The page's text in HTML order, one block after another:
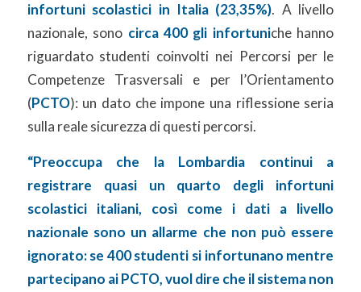
infortuni scolastici in Italia (23,35%). A livello
nazionale, sono circa 400 gli infortuniche hanno
riguardato studenti coinvolti nei Percorsi per le
Competenze Trasversali e per l’Orientamento
(PCTO): un dato che impone una riflessione seria
sulla reale sicurezza di questi percorsi.
“Preoccupa che la Lombardia continui a
registrare quasi un quarto degli infortuni
scolastici italiani, così come i dati a livello
nazionale sono un allarme che non può essere
ignorato: se 400 studenti si infortunano mentre
partecipano ai PCTO, vuol dire che il sistema non